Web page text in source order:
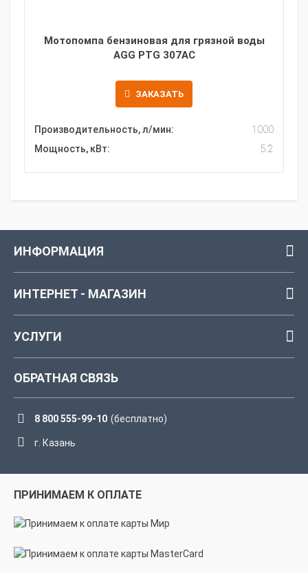
Мотопомпа бензиновая для грязной воды
AGG PTG 307AC
ЗАКАЗАТЬ
Производительность, л/мин:
1000
Мощность, кВт:
5.2
ИНФОРМАЦИЯ
ИНТЕРНЕТ - МАГАЗИН
УСЛУГИ
ОБРАТНАЯ СВЯЗЬ
8 800 555-99-10 (бесплатно)
г. Казань
ПРИНИМАЕМ К ОПЛАТЕ